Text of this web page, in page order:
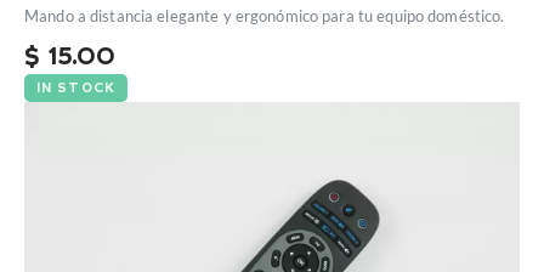
Mando a distancia elegante y ergonómico para tu equipo doméstico.
$ 15.00
IN STOCK